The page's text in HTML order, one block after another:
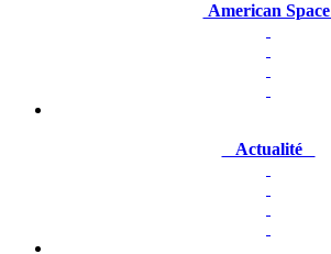
American Space
Actualité